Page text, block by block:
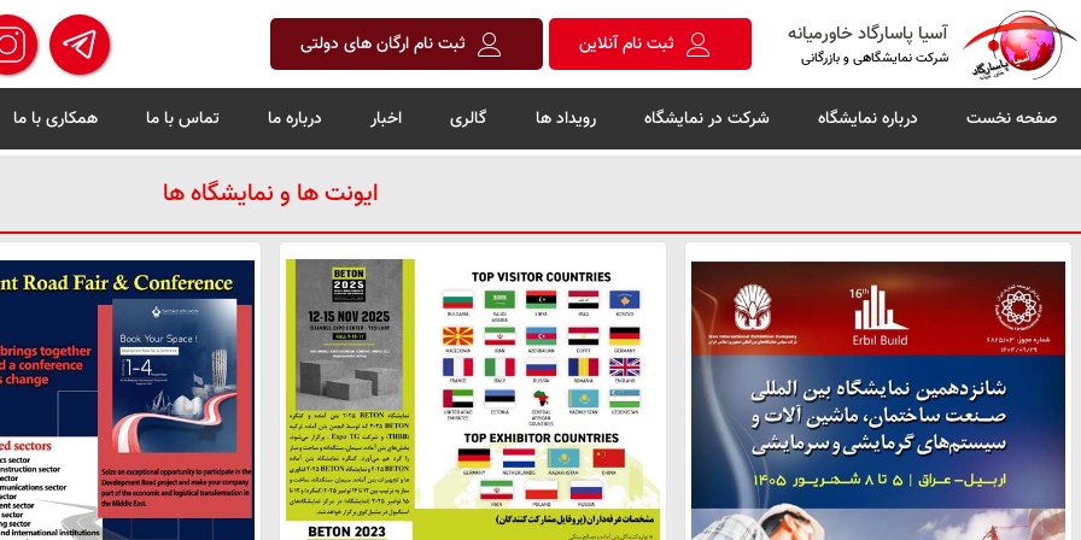
آسیا پاسارگاد خاورمیانه
شرکت نمایشگاهی و بازرگانی ثبت نام آنلاین ثبت نام ارگان های دولتی
صفحه نخست درباره نمایشگاه شرکت در نمایشگاه رویداد ها گالری اخبار درباره ما تماس با ما همکاری با ما
ایونت ها و نمایشگاه ها